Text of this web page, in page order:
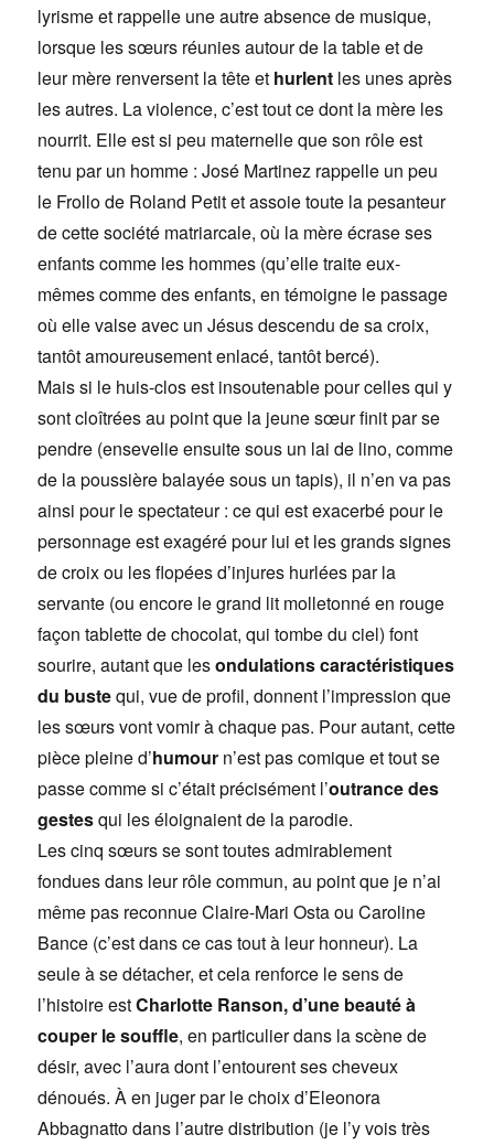
lyrisme et rappelle une autre absence de musique,
lorsque les sœurs réunies autour de la table et de
leur mère renversent la tête et hurlent les unes après
les autres. La violence, c’est tout ce dont la mère les
nourrit. Elle est si peu maternelle que son rôle est
tenu par un homme : José Martinez rappelle un peu
le Frollo de Roland Petit et assoie toute la pesanteur
de cette société matriarcale, où la mère écrase ses
enfants comme les hommes (qu’elle traite eux-
mêmes comme des enfants, en témoigne le passage
où elle valse avec un Jésus descendu de sa croix,
tantôt amoureusement enlacé, tantôt bercé).
Mais si le huis-clos est insoutenable pour celles qui y
sont cloîtrées au point que la jeune sœur finit par se
pendre (ensevelie ensuite sous un lai de lino, comme
de la poussière balayée sous un tapis), il n’en va pas
ainsi pour le spectateur : ce qui est exacerbé pour le
personnage est exagéré pour lui et les grands signes
de croix ou les flopées d’injures hurlées par la
servante (ou encore le grand lit molletonné en rouge
façon tablette de chocolat, qui tombe du ciel) font
sourire, autant que lesondulations caractéristiques
du bustequi, vue de profil, donnent l’impression que
les sœurs vont vomir à chaque pas. Pour autant, cette
pièce pleine d’humour n’est pas comique et tout se
passe comme si c’était précisément l’outrance des
gestesqui les éloignaient de la parodie.
Les cinq sœurs se sont toutes admirablement
fondues dans leur rôle commun, au point que je n’ai
même pas reconnue Claire-Mari Osta ou Caroline
Bance (c’est dans ce cas tout à leur honneur). La
seule à se détacher, et cela renforce le sens de
l’histoire estCharlotte Ranson, d’une beauté à
couper le souffle, en particulier dans la scène de
désir, avec l’aura dont l’entourent ses cheveux
dénoués. À en juger par le choix d’Eleonora
Abbagnatto dans l’autre distribution (je l’y vois très